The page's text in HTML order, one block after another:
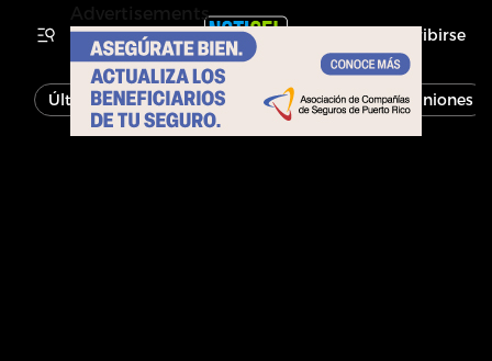
Inscribirse
Última Hora Noticias Economía Opiniones
Advertisements